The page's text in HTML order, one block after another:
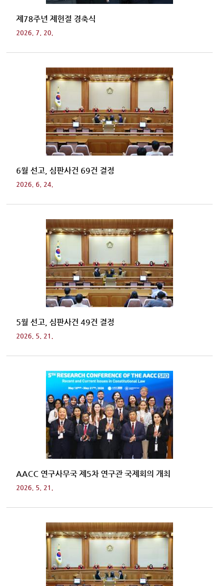
제78주년 제헌절 경축식
2026. 7. 20.
6월 선고, 심판사건 69건 결정
2026. 6. 24.
5월 선고, 심판사건 49건 결정
2026. 5. 21.
AACC 연구사무국 제5차 연구관 국제회의 개최
2026. 5. 21.